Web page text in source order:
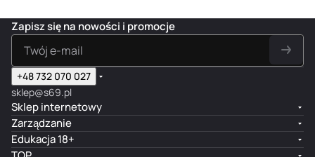
Zapisz się na nowości i promocje
+48 732 070 027
sklep@s69.pl
Sklep internetowy
Zarządzanie
Edukacja 18+